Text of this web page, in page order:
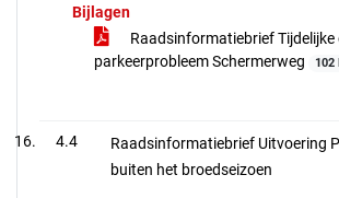
Bijlagen
Raadsinformatiebrief Tijdelijke
parkeerprobleem Schermerweg
102
4.4
Raadsinformatiebrief Uitvoering
buiten het broedseizoen